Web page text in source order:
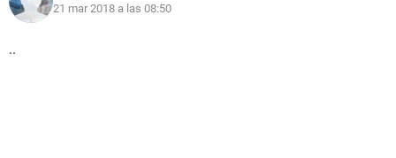
21 mar 2018 a las 08:50
..